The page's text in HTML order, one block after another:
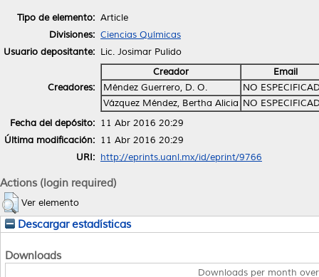
Tipo de elemento: Article
Divisiones: Ciencias Químicas
Usuario depositante: Lic. Josimar Pulido
Creadores:
Creador
Email
Méndez Guerrero, D. O.
NO
Vázquez Méndez, Bertha Alicia NO
Fecha del depósito: 11 Abr 2016 20:29
Última modificación: 11 Abr 2016 20:29
URI: http://eprints.uanl.mx/id/eprint/9766
Actions (login required)
Ver elemento
Descargar estadísticas
Downloads
Downloads per month